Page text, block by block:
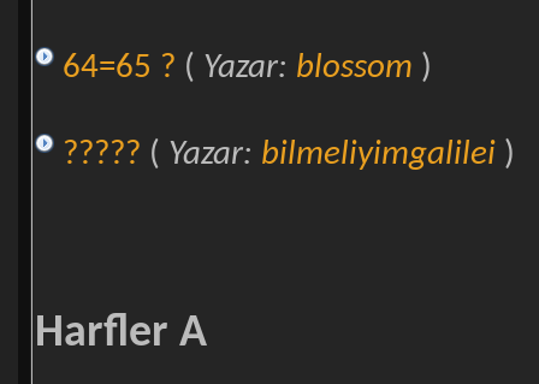
64=65 ? ( Yazar: blossom )
????? ( Yazar: bilmeliyimgalilei)
Harfler A